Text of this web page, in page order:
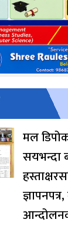
मल
सयभन्दा